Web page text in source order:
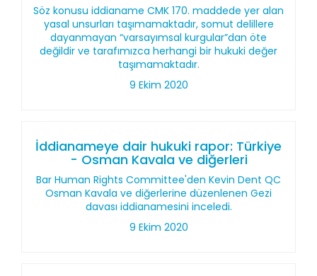
Söz konusu iddianame CMK 170. maddede yer alan
yasal unsurları taşımamaktadır, somut delillere
dayanmayan “varsayımsal kurgular”dan öte
değildir ve tarafımızca herhangi bir hukuki değer
taşımamaktadır.
9 Ekim 2020
İddianameye dair hukuki rapor: Türkiye
- Osman Kavala ve diğerleri
Bar Human Rights Committee'den Kevin Dent QC
Osman Kavala ve diğerlerine düzenlenen Gezi
davası iddianamesini inceledi.
9 Ekim 2020